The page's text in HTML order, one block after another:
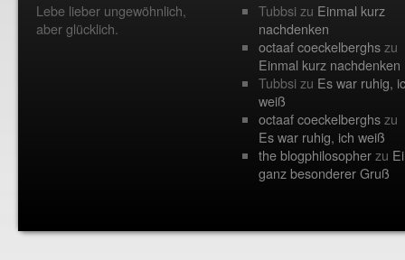
Lebe lieber ungewöhnlich,
aber glücklich.
Tubbsizu Einmal kurz
nachdenken
octaaf coeckelberghszu
Einmal kurz nachdenken
Tubbsizu Es war ruhig,
weiß
octaaf coeckelberghszu
Es war ruhig, ich weiß
the blogphilosopherzu
ganz besonderer Gruß